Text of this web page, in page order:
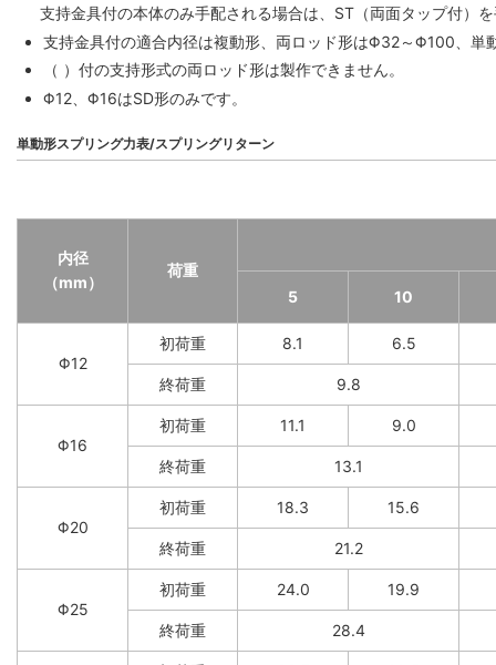
支持金具付の本体のみ手配される場合は、ST（両面タップ付）
支持金具付の適合内径は複動形、両ロッド形はΦ32～Φ100、
（ ）付の支持形式の両ロッド形は製作できません。
Φ12、Φ16はSD形のみです。
単動形スプリング力表/スプリングリターン
内径
（mm）
荷重
5
10
Φ12
初荷重 8.1 6.5
終荷重 9.8
Φ16
初荷重 11.1 9.0
終荷重 13.1
Φ20
初荷重 18.3 15.6
終荷重 21.2
Φ25
初荷重 24.0 19.9
終荷重 28.4